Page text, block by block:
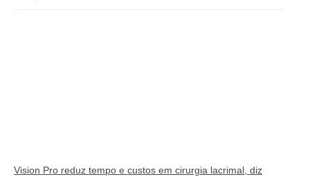
Vision Pro reduz tempo e custos em cirurgia lacrimal, diz